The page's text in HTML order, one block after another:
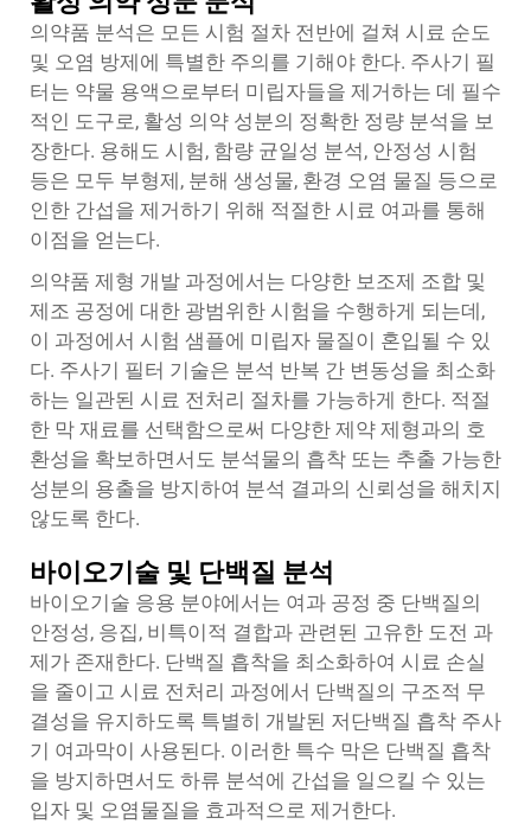
의약품 분석은 모든 시험 절차 전반에 걸쳐 시료 순도
및 오염 방제에 특별한 주의를 기해야 한다. 주사기 필
터는 약물 용액으로부터 미립자들을 제거하는 데 필수
적인 도구로, 활성 의약 성분의 정확한 정량 분석을 보
장한다. 용해도 시험, 함량 균일성 분석, 안정성 시험
등은 모두 부형제, 분해 생성물, 환경 오염 물질 등으로
인한 간섭을 제거하기 위해 적절한 시료 여과를 통해
이점을 얻는다.
의약품 제형 개발 과정에서는 다양한 보조제 조합 및
제조 공정에 대한 광범위한 시험을 수행하게 되는데,
이 과정에서 시험 샘플에 미립자 물질이 혼입될 수 있
다. 주사기 필터 기술은 분석 반복 간 변동성을 최소화
하는 일관된 시료 전처리 절차를 가능하게 한다. 적절
한 막 재료를 선택함으로써 다양한 제약 제형과의 호
환성을 확보하면서도 분석물의 흡착 또는 추출 가능한
성분의 용출을 방지하여 분석 결과의 신뢰성을 해치지
않도록 한다.
바이오기술 및 단백질 분석
바이오기술 응용 분야에서는 여과 공정 중 단백질의
안정성, 응집, 비특이적 결합과 관련된 고유한 도전 과
제가 존재한다. 단백질 흡착을 최소화하여 시료 손실
을 줄이고 시료 전처리 과정에서 단백질의 구조적 무
결성을 유지하도록 특별히 개발된 저단백질 흡착 주사
기 여과막이 사용된다. 이러한 특수 막은 단백질 흡착
을 방지하면서도 하류 분석에 간섭을 일으킬 수 있는
입자 및 오염물질을 효과적으로 제거한다.